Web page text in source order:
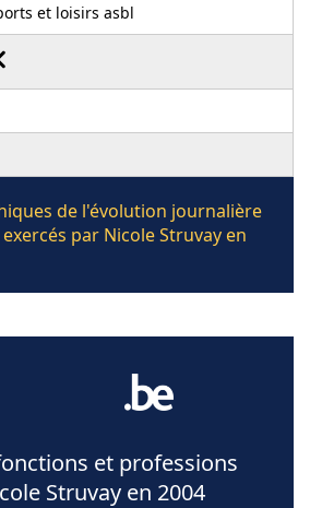
et loisirs asbl
de l'évolution journalière
par Nicole Struvay en
et professions
Struvay en 2004